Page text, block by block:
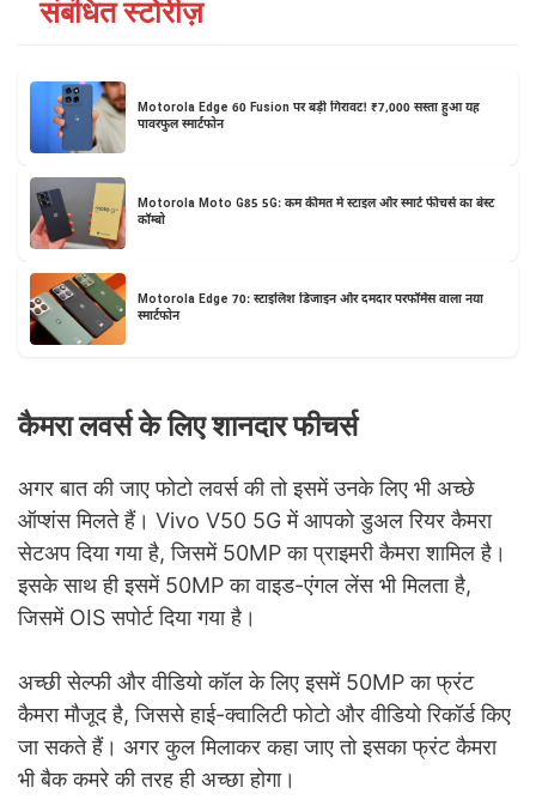
संबंधित स्टोरीज़
Motorola Edge 60 Fusion पर बड़ी गिरावट! ₹7,000 सस्ता हुआ यह
पावरफुल स्मार्टफोन
Motorola Moto G85 5G: कम कीमत में स्टाइल और स्मार्ट फीचर्स का बेस्ट
कॉम्बो
Motorola Edge 70: स्टाइलिश डिजाइन और दमदार परफॉर्मेंस वाला नया
स्मार्टफोन
कैमरा लवर्स के लिए शानदार फीचर्स
अगर बात की जाए फोटो लवर्स की तो इसमें उनके लिए भी अच्छे
ऑप्शंस मिलते हैं। Vivo V50 5G में आपको डुअल रियर कैमरा
सेटअप दिया गया है, जिसमें 50MP का प्राइमरी कैमरा शामिल है।
इसके साथ ही इसमें 50MP का वाइड-एंगल लेंस भी मिलता है,
जिसमें OIS सपोर्ट दिया गया है।
अच्छी सेल्फी और वीडियो कॉल के लिए इसमें 50MP का फ्रंट
कैमरा मौजूद है, जिससे हाई-क्वालिटी फोटो और वीडियो रिकॉर्ड किए
जा सकते हैं। अगर कुल मिलाकर कहा जाए तो इसका फ्रंट कैमरा
भी बैक कमरे की तरह ही अच्छा होगा।